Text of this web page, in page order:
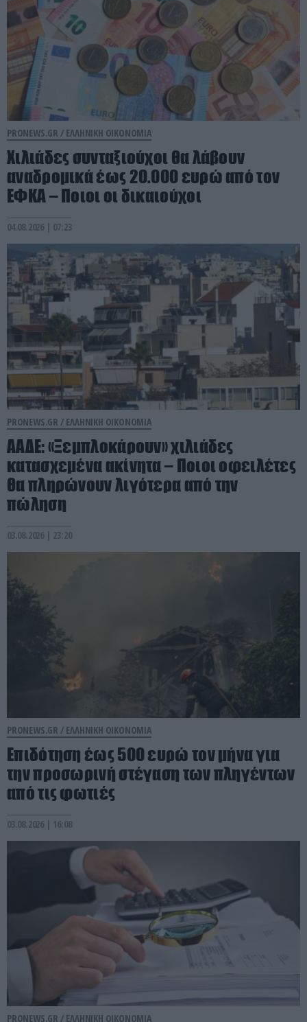
PRONEWS.GR / ΕΛΛΗΝΙΚΗ ΟΙΚΟΝΟΜΙΑ
Χιλιάδες συνταξιούχοι θα λάβουν
αναδρομικά έως 20.000 ευρώ από τον
ΕΦΚΑ – Ποιοι οι δικαιούχοι
04.08.2026 | 07:23
PRONEWS.GR / ΕΛΛΗΝΙΚΗ ΟΙΚΟΝΟΜΙΑ
ΑΑΔΕ: «Ξεμπλοκάρουν» χιλιάδες
κατασχεμένα ακίνητα – Ποιοι οφειλέτες
θα πληρώνουν λιγότερα από την
πώληση
03.08.2026 | 23:20
PRONEWS.GR / ΕΛΛΗΝΙΚΗ ΟΙΚΟΝΟΜΙΑ
Επιδότηση έως 500 ευρώ τον μήνα για
την προσωρινή στέγαση των πληγέντων
από τις φωτιές
03.08.2026 | 16:08
PRONEWS.GR / ΕΛΛΗΝΙΚΗ ΟΙΚΟΝΟΜΙΑ